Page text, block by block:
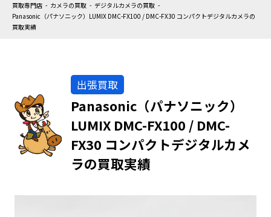
買取専門店 カメラの買取
デジタルカメラの買取
Panasonic（パナソニック）LUMIX DMC-FX100 / DMC-FX30 コンパクトデジタルカメラの
買取実績
出張買取
Panasonic（パナソニック）
LUMIX DMC-FX100 / DMC-
FX30 コンパクトデジタルカメ
ラの買取実績